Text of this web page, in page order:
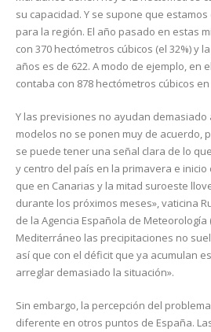
su capacidad. Y se supone que
para la región. El año pasado en estas
con 370 hectómetros cúbicos (el 32%) y
años es de 622. A modo de ejemplo, en
contaba con 878 hectómetros cúbicos
Y las previsiones no ayudan demasiado
modelos no se ponen muy de acuerdo,
se puede tener una señal clara de lo
y centro del país en la primavera e
que en Canarias y la mitad suroeste
durante los próximos meses», vaticina
de la Agencia Española de Meteorología
Mediterráneo las precipitaciones no
así que con el déficit que ya acumulan
arreglar demasiado la situación».
Sin embargo, la percepción del
diferente en otros puntos de España.